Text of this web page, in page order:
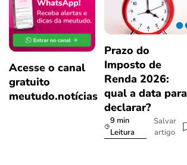
Acesse o canal
gratuito
meutudo.notícias
Prazo do
Imposto de
Renda 2026:
qual a data para
declarar?
9 min
Leitura
Salvar
artigo